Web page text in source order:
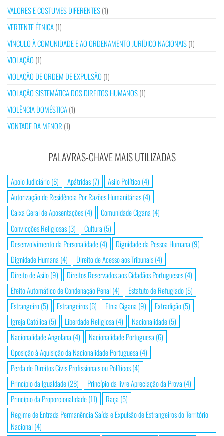
VALORES E COSTUMES DIFERENTES(1)
VERTENTE ÉTNICA(1)
VÍNCULO À COMUNIDADE E AO ORDENAMENTO JURÍDICO NACIONAIS(1)
VIOLAÇÃO (1)
VIOLAÇÃO DE ORDEM DE EXPULSÃO (1)
VIOLAÇÃO SISTEMÁTICA DOS DIREITOS HUMANOS(1)
VIOLÊNCIA DOMÉSTICA(1)
VONTADE DA MENOR (1)
PALAVRAS-CHAVE MAIS UTILIZADAS
Apoio Judiciário(6) Apátridas(7) Asilo Político(4)
Autorização de Residência Por Razões Humanitárias(4)
Caixa Geral de Aposentações(4) Comunidade Cigana (4)
Convicções Religiosas(3) Cultura (5)
Desenvolvimento da Personalidade(4) Dignidade da Pessoa Humana (9)
Dignidade Humana (4) Direito de Acesso aos Tribunais(4)
Direito de Asilo(9) Direitos Reservados aos Cidadãos Portugueses(4)
Efeito Automático de Condenação Penal (4) Estatuto de Refugiado(5)
Estrangeiro(5) Estrangeiros(6) Etnia Cigana (9) Extradição(5)
Igreja Católica (5) Liberdade Religiosa (4) Nacionalidade(5)
Nacionalidade Angolana (4) Nacionalidade Portuguesa (6)
Oposição à Aquisição da Nacionalidade Portuguesa (4)
Perda de Direitos Civis Profissionais ou Políticos(4)
Princípio da Igualdade(28) Princípio da livre Apreciação da Prova (4)
Princípio da Proporcionalidade(11) Raça (5)
Regime de Entrada Permanência Saída e Expulsão de Estrangeiros do Território
Nacional (4)